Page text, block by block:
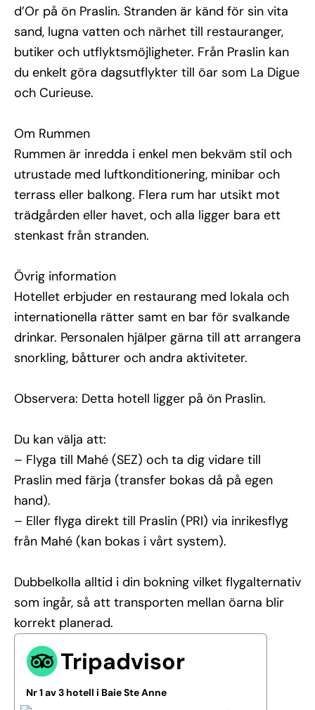
d’Or på ön Praslin. Stranden är känd för sin vita
sand, lugna vatten och närhet till restauranger,
butiker och utflyktsmöjligheter. Från Praslin kan
du enkelt göra dagsutflykter till öar som La Digue
och Curieuse.
Om Rummen
Rummen är inredda i enkel men bekväm stil och
utrustade med luftkonditionering, minibar och
terrass eller balkong. Flera rum har utsikt mot
trädgården eller havet, och alla ligger bara ett
stenkast från stranden.
Övrig information
Hotellet erbjuder en restaurang med lokala och
internationella rätter samt en bar för svalkande
drinkar. Personalen hjälper gärna till att arrangera
snorkling, båtturer och andra aktiviteter.
Observera: Detta hotell ligger på ön Praslin.
Du kan välja att:
– Flyga till Mahé (SEZ) och ta dig vidare till
Praslin med färja (transfer bokas då på egen
hand).
– Eller flyga direkt till Praslin (PRI) via inrikesflyg
från Mahé (kan bokas i vårt system).
Dubbelkolla alltid i din bokning vilket flygalternativ
som ingår, så att transporten mellan öarna blir
korrekt planerad.
Tripadvisor
Nr 1 av 3 hotell i Baie Ste Anne